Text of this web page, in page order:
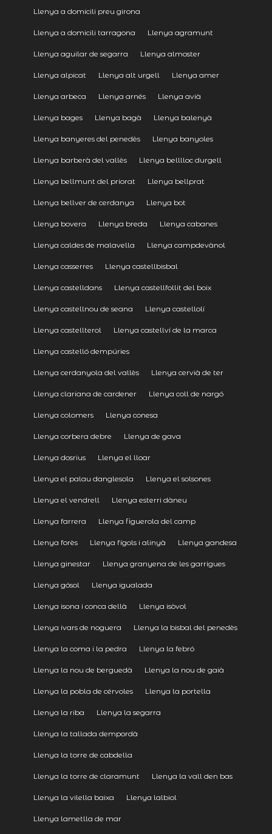
Llenya a domicili preu girona
Llenya a domicili tarragona Llenya agramunt
Llenya aguilar de segarra Llenya almoster
Llenya alpicat Llenya alt urgell Llenya amer
Llenya arbeca Llenya arnés Llenya avià
Llenya bages Llenya bagà Llenya balenyà
Llenya banyeres del penedès Llenya banyoles
Llenya barberà del vallès Llenya belllloc durgell
Llenya bellmunt del priorat Llenya bellprat
Llenya bellver de cerdanya Llenya bot
Llenya bovera Llenya breda Llenya cabanes
Llenya caldes de malavella Llenya campdevànol
Llenya casserres Llenya castellbisbal
Llenya castelldans Llenya castellfollit del boix
Llenya castellnou de seana Llenya castellolí
Llenya castellterol Llenya castellví de la marca
Llenya castelló dempúries
Llenya cerdanyola del vallès Llenya cervià de ter
Llenya clariana de cardener Llenya coll de nargó
Llenya colomers Llenya conesa
Llenya corbera debre Llenya de gava
Llenya dosrius Llenya el lloar
Llenya el palau danglesola Llenya el solsones
Llenya el vendrell Llenya esterri dàneu
Llenya farrera Llenya figuerola del camp
Llenya forès Llenya fígols i alinyà Llenya gandesa
Llenya ginestar Llenya granyena de les garrigues
Llenya gósol Llenya igualada
Llenya isona i conca dellà Llenya isòvol
Llenya ivars de noguera Llenya la bisbal del penedès
Llenya la coma i la pedra Llenya la febró
Llenya la nou de berguedà Llenya la nou de gaià
Llenya la pobla de cérvoles Llenya la portella
Llenya la riba Llenya la segarra
Llenya la tallada dempordà
Llenya la torre de cabdella
Llenya la torre de claramunt Llenya la vall den bas
Llenya la vilella baixa Llenya lalbiol
Llenya lametlla de mar